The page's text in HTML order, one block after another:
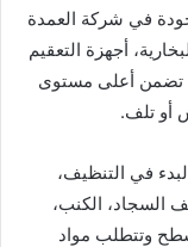
في شركة العمدة
أجهزة التعقيم
تضمن أعلى مستوى
أو تلف.
في التنظيف،
السجاد، الكنب،
وتتطلب مواد